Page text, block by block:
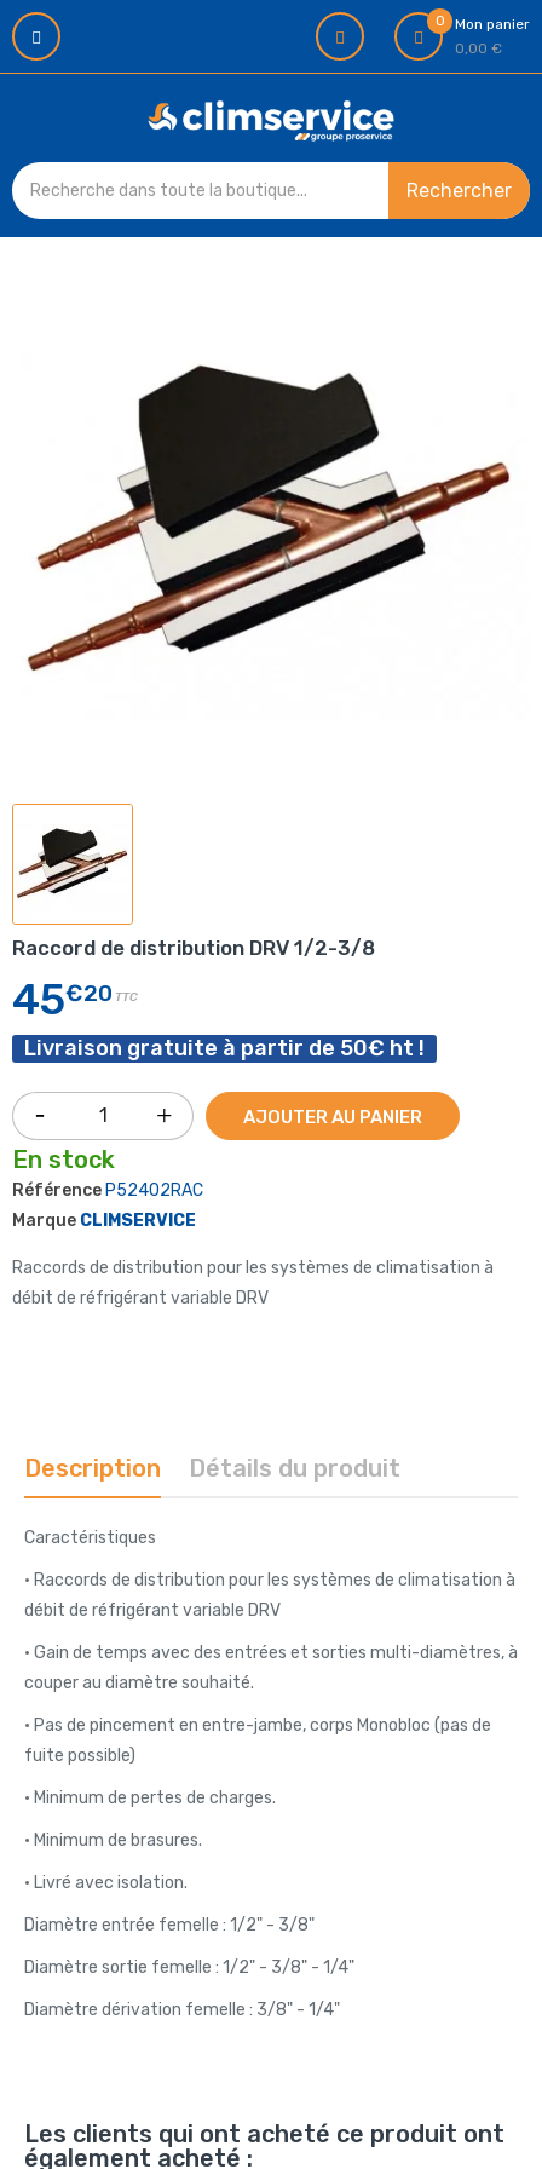
0
Mon panier
0,00 €
Rechercher
Raccord de distribution DRV 1/2-3/8
45€20 TTC
Livraison gratuite à partir de 50€ ht !
AJOUTER AU PANIER
En stock
Référence P52402RAC
Marque CLIMSERVICE
Raccords de distribution pour les systèmes de climatisation à
débit de réfrigérant variable DRV
Description Détails du produit
Caractéristiques
• Raccords de distribution pour les systèmes de climatisation à
débit de réfrigérant variable DRV
• Gain de temps avec des entrées et sorties multi-diamètres, à
couper au diamètre souhaité.
• Pas de pincement en entre-jambe, corps Monobloc (pas de
fuite possible)
• Minimum de pertes de charges.
• Minimum de brasures.
• Livré avec isolation.
Diamètre entrée femelle : 1/2" - 3/8"
Diamètre sortie femelle : 1/2" - 3/8" - 1/4"
Diamètre dérivation femelle : 3/8" - 1/4"
Les clients qui ont acheté ce produit ont
également acheté :